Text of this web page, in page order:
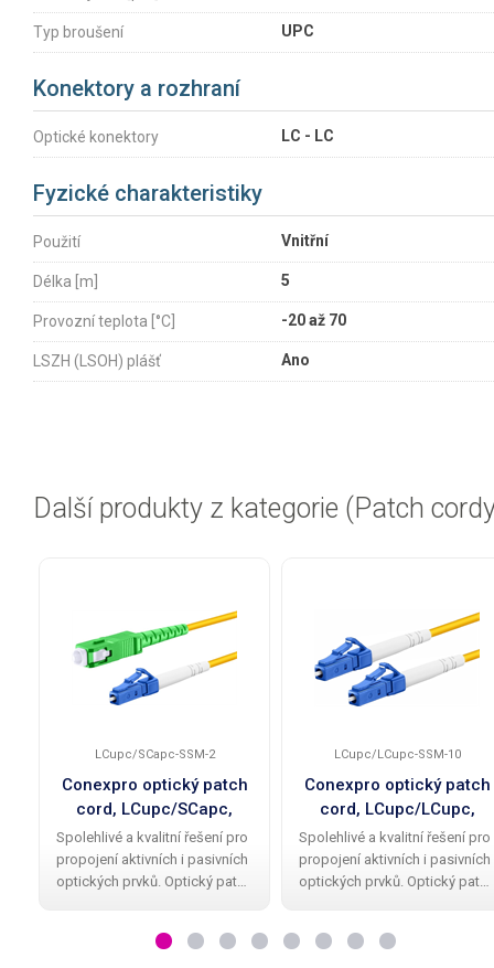
Typ broušení UPC
Konektory a rozhraní
Optické konektory LC - LC
Fyzické charakteristiky
Použití Vnitřní
Délka [m] 5
Provozní teplota [°C] -20 až 70
LSZH (LSOH) plášť Ano
Další produkty z kategorie (Patch
LCupc/SCapc-SSM-2
Conexpro optický patch
cord, LCupc/SCapc,
Simplex, Singlemode
9/125, 2m
Spolehlivé a kvalitní řešení pro
propojení aktivních i pasivních
optických prvků. Optický patch
broušením a SC konektor s
LCupc/LCupc-SSM-10
Conexpro optický patch
cord, LCupc/LCupc,
Simplex, Singlemode
9/125, 10m
Spolehlivé a kvalitní řešení pro
propojení aktivních i pasivních
optických prvků. Optický patch
stranách s UPC broušením,